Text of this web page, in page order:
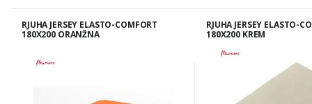
RJUHA JERSEY ELASTO-COMFORT
180X200 ORANŽNA
RJUHA JERSEY ELASTO-
180X200 KREM